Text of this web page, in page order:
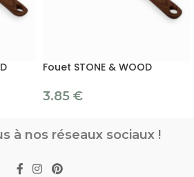
Fouet STONE & WOOD
3.85 €
à nos réseaux sociaux !